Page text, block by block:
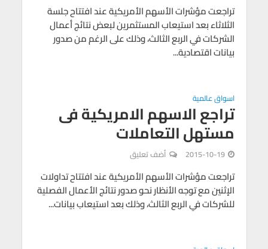
تراجعت مؤشرات الأسهم الأمريكية عند افتتاح جلسة
الثلاثاء بعد استيعاب المستثمرين لبعض نتائج أعمال
الشركات في الربع الثالث، وذلك على الرغم من صدور
بيانات اقتصادية...
اسواق عالمية
تراجع الاسهم الامريكية فى
مستهل التعاملات
2015-10-19 أضف تعليق
تراجعت مؤشرات الأسهم الأمريكية عند افتتاح تداولات
الإثنين مع توجه الأنظار نحو صدور نتائج الأعمال الفصلية
للشركات في الربع الثالث، وذلك بعد استيعاب بيانات...